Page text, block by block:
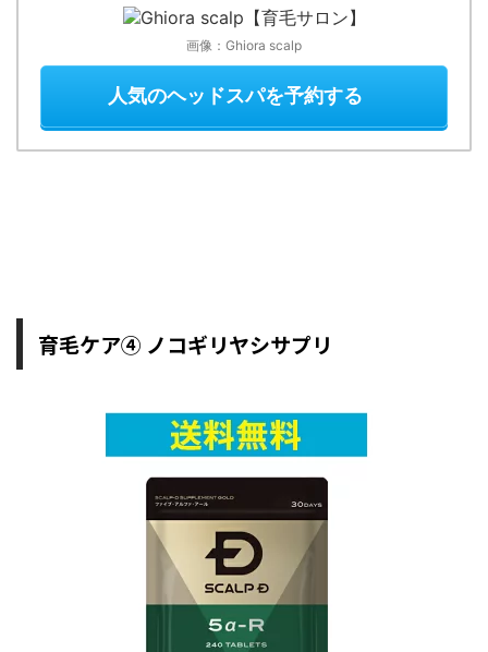
画像：Ghiora scalp
人気のヘッドスパを予約する
育毛ケア④ ノコギリヤシサプリ